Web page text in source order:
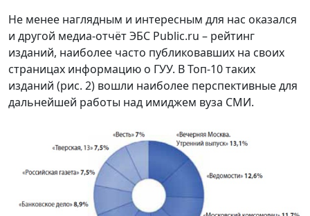
Не менее наглядным и интересным для нас оказался
и другой медиа-отчёт ЭБС Public.ru – рейтинг
изданий, наиболее часто публиковавших на своих
страницах информацию о ГУУ. В Топ-10 таких
изданий (рис. 2) вошли наиболее перспективные для
дальнейшей работы над имиджем вуза СМИ.